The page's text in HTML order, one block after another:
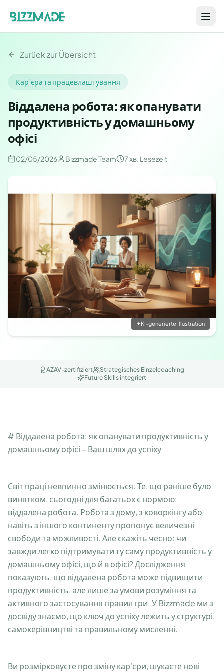
Zurück zur Übersicht
Кар’єра та працевлаштування
Віддалена робота: як опанувати
продуктивність у домашньому
офісі
02/05/2026 Bizzmade Team 7 хв. Lesezeit
✦KI-generierte Illustration
AZAV-zertifiziert
Strategisches Einzelcoaching
Future Skills integriert
# Віддалена робота: як опанувати продуктивність у
домашньому офісі – Ваш шлях до успіху
Світ праці невпинно змінюється. Те, що раніше було
винятком, сьогодні для багатьох є нормою:
віддалена робота. Робота з дому, з коворкінгу або
навіть з іншого континенту пропонує величезні
свободи та можливості. Але скажіть чесно: чи
завжди легко підтримувати ту саму продуктивність у
домашньому офісі, що й в офісі? Дослідження
показують, що віддалена робота може підвищити
продуктивність, але лише за умови розуміння та
активного застосування правил гри. У Bizzmade ми з
досвіду знаємо, що ключ до успіху лежить у структурі,
самокерівництві та правильному мисленні.
Ви розмірковуєте про зміну кар'єри, шукаєте нові